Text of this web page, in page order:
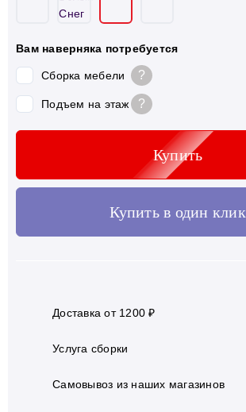
Вам наверняка потребуется
Сборка мебели ?
Подъем на этаж ?
Купить
Купить в один клик
Доставка от 1200 ₽
Услуга сборки
Самовывоз из наших магазинов